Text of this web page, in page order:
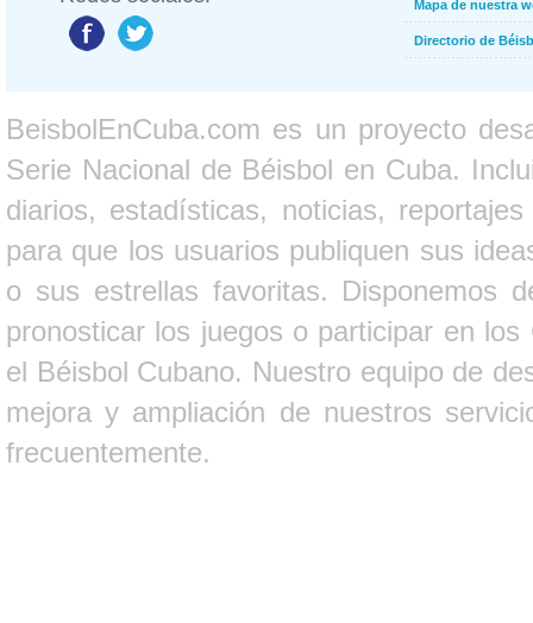
Mapa de nuestra
Directorio de
BeisbolEnCuba.com es un proyecto
Serie Nacional de Béisbol en Cuba.
diarios, estadísticas, noticias,
para que los usuarios publiquen sus
o sus estrellas favoritas. Disponemos
pronosticar los juegos o participar en
el Béisbol Cubano. Nuestro equipo de
mejora y ampliación de nuestros
frecuentemente.